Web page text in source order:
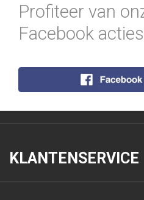
Profiteer van
Facebook
KLANTENSERVICE